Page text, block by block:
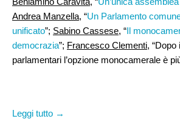
Andrea Manzella, “Un Parlamento
unificato”; Sabino Cassese, “Il
democrazia”; Francesco Clementi, “Dopo
parlamentari l’opzione monocamerale è
Leggi tutto →